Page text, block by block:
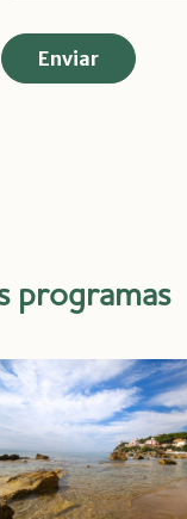
programas